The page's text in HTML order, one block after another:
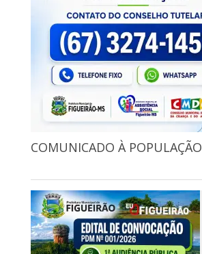
COMUNICADO À POPULAÇÃO